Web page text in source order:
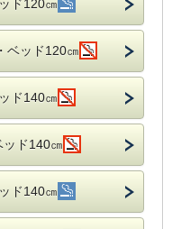
ド120㎝
ベッド120㎝
ド140㎝
ド140㎝
ド140㎝